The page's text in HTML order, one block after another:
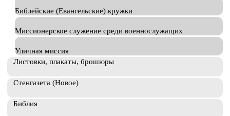
Библейские (Евангельские) кружки
Миссионерское служение среди военнослужащих
Уличная миссия
Листовки, плакаты, брошюры
Стенгазета (Новое)
Библия